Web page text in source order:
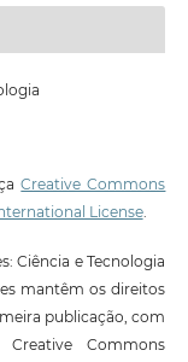
Creative Commons
License.
Ciência e Tecnologia
mantêm os direitos
publicação, com
Commons